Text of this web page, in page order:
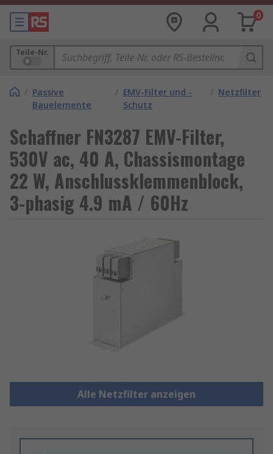
0
Teile-Nr.
/ Passive
Bauelemente
/ EMV-Filter und -
Schutz
/ Netzfilter
Schaffner FN3287 EMV-Filter,
530V ac, 40 A, Chassismontage
22 W, Anschlussklemmenblock,
3-phasig 4.9 mA / 60Hz
Alle Netzfilter anzeigen